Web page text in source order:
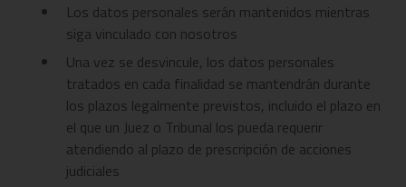
Los datos personales serán mantenidos mientras
siga vinculado con nosotros
Una vez se desvincule, los datos personales
tratados en cada finalidad se mantendrán durante
los plazos legalmente previstos, incluido el plazo en
el que un Juez o Tribunal los pueda requerir
atendiendo al plazo de prescripción de acciones
judiciales